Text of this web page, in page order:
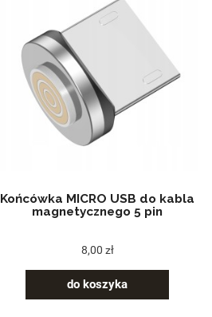
Końcówka MICRO USB do kabla
magnetycznego 5 pin
8,00 zł
do koszyka